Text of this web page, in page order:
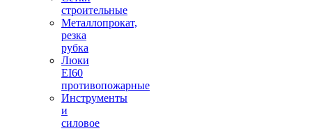
строительные
Металлопрокат,
резка
рубка
Люки
EI60
противопожарные
Инструменты
и
силовое